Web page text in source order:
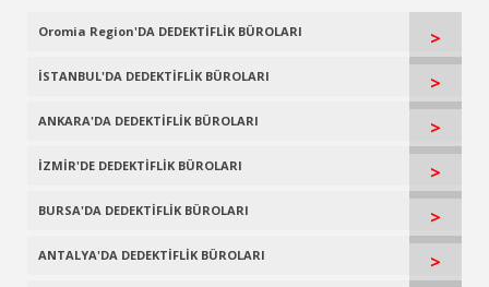
Oromia Region'DA DEDEKTİFLİK BÜROLARI >
İSTANBUL'DA DEDEKTİFLİK BÜROLARI >
ANKARA'DA DEDEKTİFLİK BÜROLARI >
İZMİR'DE DEDEKTİFLİK BÜROLARI >
BURSA'DA DEDEKTİFLİK BÜROLARI >
ANTALYA'DA DEDEKTİFLİK BÜROLARI >